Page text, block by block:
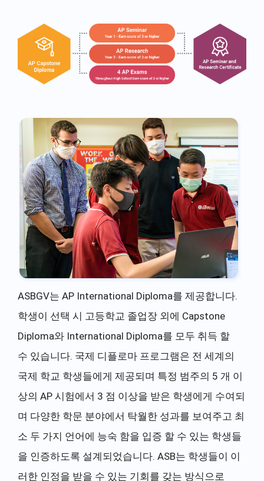
ASBGV는 AP International Diploma를 제공합니다.
학생이 선택 시 고등학교 졸업장 외에 Capstone
Diploma와 International Diploma를 모두 취득 할
수 있습니다. 국제 디플로마 프로그램은 전 세계의
국제 학교 학생들에게 제공되며 특정 범주의 5 개 이
상의 AP 시험에서 3 점 이상을 받은 학생에게 수여되
며 다양한 학문 분야에서 탁월한 성과를 보여주고 최
소 두 가지 언어에 능숙 함을 입증 할 수 있는 학생들
을 인증하도록 설계되었습니다. ASB는 학생들이 이
러한 인정을 받을 수 있는 기회를 갖는 방식으로